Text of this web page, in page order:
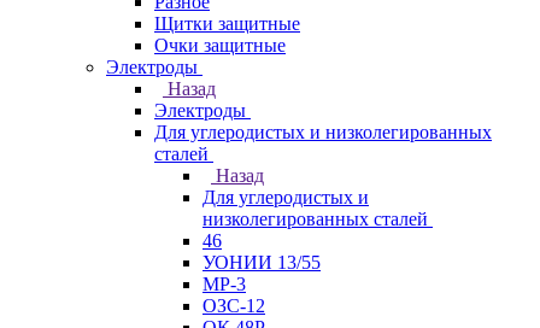
Щитки защитные
Очки защитные
Электроды
Назад
Электроды
Для углеродистых и низколегированных
сталей
Назад
Для углеродистых и
низколегированных сталей
46
УОНИИ 13/55
МР-3
ОЗС-12